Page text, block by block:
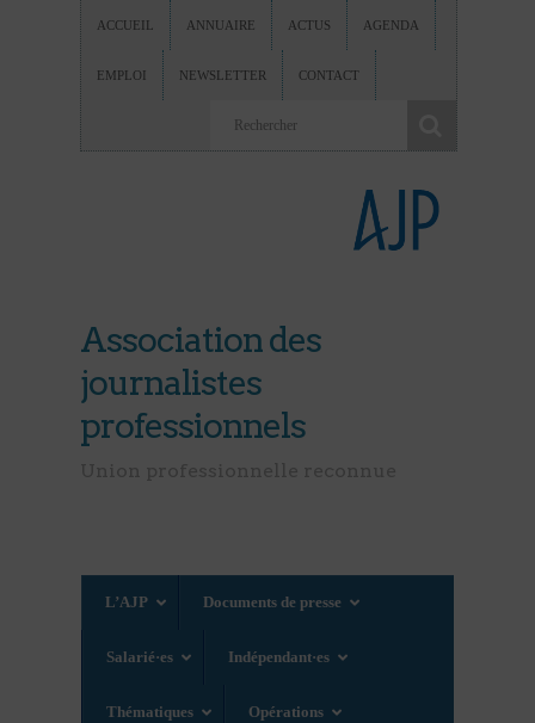
ACCUEIL ANNUAIRE ACTUS AGENDA
EMPLOI NEWSLETTER CONTACT
Association des
journalistes
professionnels
L’AJP Documents de presse
Salarié·es Indépendant·es
Thématiques Opérations